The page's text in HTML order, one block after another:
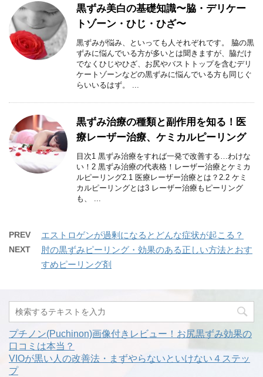
黒ずみ美白の基礎知識〜脇・デリケー
トゾーン・ひじ・ひざ〜
黒ずみが悩み、といっても人それぞれです。 脇の黒
ずみに悩んでいる方が多いとは聞きますが、脇だけ
でなくひじやひざ、お尻やバストトップを含むデリ
ケートゾーンなどの黒ずみに悩んでいる方も同じぐ
らいいるはず。 ...
黒ずみ治療の種類と副作用を知る！医
療レーザー治療、ケミカルピーリング
目次1 黒ずみ治療をすれば一発で改善する…わけな
い！2 黒ずみ治療の代表格！レーザー治療とケミカ
ルピーリング2.1 医療レーザー治療とは？2.2 ケミ
カルピーリングとは3 レーザー治療もピーリング
も、 ...
PREV エストロゲンが過剰になるとどんな症状が起こる？
NEXT
肘の黒ずみピーリング・効果のある正しい方法とおす
すめピーリング剤
プチノン(Puchinon)画像付きレビュー！お尻黒ずみ効果の
口コミは本当？
VIOが黒い人の改善法・まずやらないといけない４ステッ
プ